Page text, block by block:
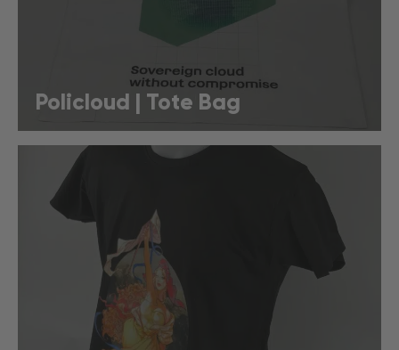
Policloud | Tote Bag